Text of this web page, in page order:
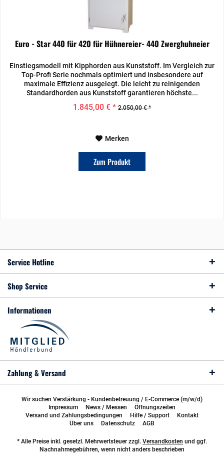
Euro - Star 440 für 420 für Hühnereier- 440 Zwerghuhneier
Einstiegsmodell mit Kipphorden aus Kunststoff. Im Vergleich zur
Top-Profi Serie nochmals optimiert und insbesondere auf
maximale Effizienz ausgelegt. Die leicht zu reinigenden
Standardhorden aus Kunststoff garantieren höchste...
1.845,00 € * 2.050,00 € *
Merken
Zum Produkt
Service Hotline
Shop Service
Informationen
Zahlung & Versand
Wir suchen Verstärkung - Kundenbetreuung / E-Commerce (m/w/d)
Impressum
News / Messen
Öffnungszeiten
Versand und Zahlungsbedingungen
Hilfe / Support
Kontakt
Über uns
Datenschutz AGB
* Alle Preise inkl. gesetzl. Mehrwertsteuer zzgl. Versandkosten und ggf.
Nachnahmegebühren, wenn nicht anders beschrieben